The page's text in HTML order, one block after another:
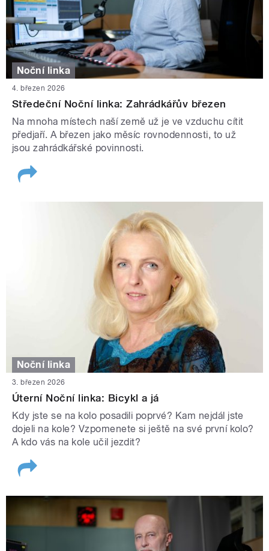
Noční linka
4. březen 2026
Středeční Noční linka: Zahrádkářův březen
Na mnoha místech naší země už je ve vzduchu cítit
předjaří. A březen jako měsíc rovnodennosti, to už
jsou zahrádkářské povinnosti.
Noční linka
3. březen 2026
Úterní Noční linka: Bicykl a já
Kdy jste se na kolo posadili poprvé? Kam nejdál jste
dojeli na kole? Vzpomenete si ještě na své první kolo?
A kdo vás na kole učil jezdit?